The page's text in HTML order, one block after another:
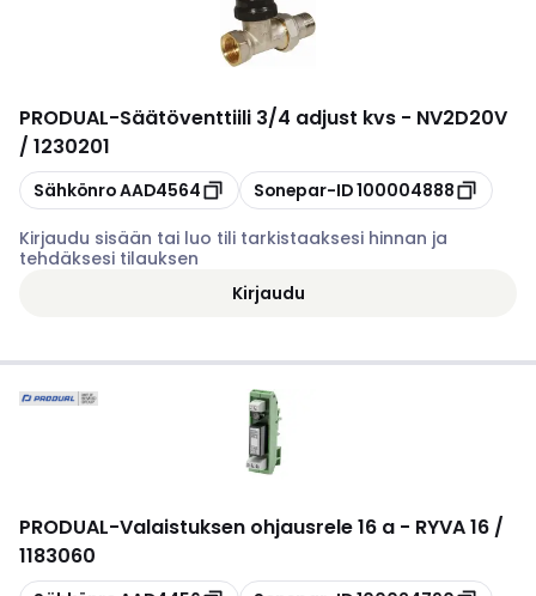
PRODUAL-Säätöventtiili 3/4 adjust kvs - NV2D20V
/ 1230201
Kopioi
SähkönroAAD4564 Kopioi
Sonepar-ID100004888
Kirjaudu sisään tai luo tili tarkistaaksesi hinnan ja
tehdäksesi tilauksen
Kirjaudu
PRODUAL-Valaistuksen ohjausrele 16 a - RYVA 16 /
1183060